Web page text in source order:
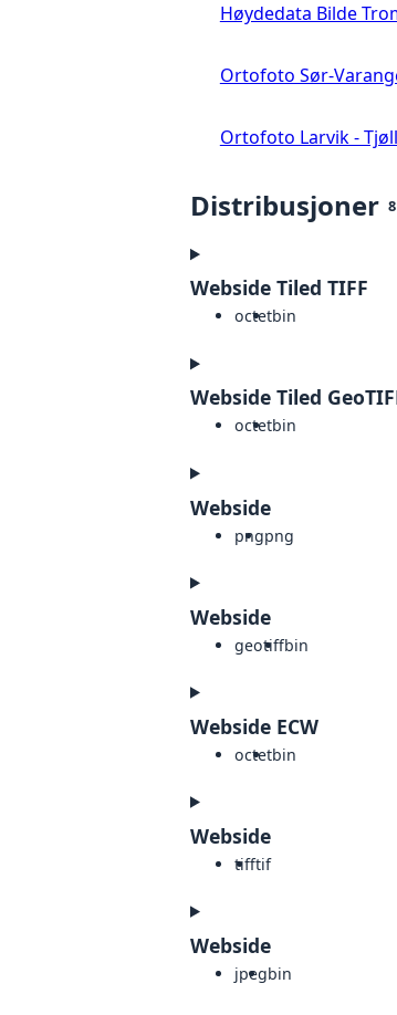
Høydedata Bilde
Ortofoto Sør-
Ortofoto Larvik -
Distribusjoner 8
Webside Tiled TIFF
octetbin
Webside Tiled
octetbin
Webside
pngpng
Webside
geotiffbin
Webside ECW
octetbin
Webside
tifftif
Webside
jpegbin